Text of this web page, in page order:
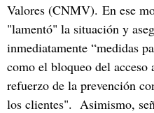
Valores (CNMV). En ese
"lamentó" la situación y
inmediatamente “medidas
como el bloqueo del acceso
refuerzo de la prevención
los clientes". Asimismo,